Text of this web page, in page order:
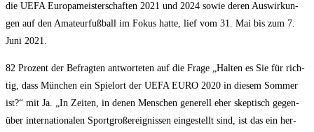
die UEFA Euro­pa­meis­ter­schaf­ten 2021 und 2024 sowie deren Aus­wir­kun­
gen auf den Ama­teur­fuß­ball im Fokus hat­te, lief vom 31. Mai bis zum 7.
Juni 2021.
82 Pro­zent der Befrag­ten ant­wor­te­ten auf die Fra­ge „Hal­ten es Sie für rich­
tig, dass Mün­chen ein Spiel­ort der UEFA EURO 2020 in die­sem Som­mer
ist?“ mit Ja. „In Zei­ten, in denen Men­schen gene­rell eher skep­tisch gegen­
über inter­na­tio­na­len Sport­groß­ereig­nis­sen ein­ge­stellt sind, ist das ein her­